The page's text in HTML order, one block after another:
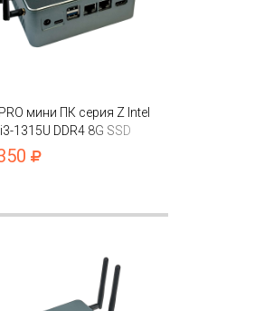
мини ПК серия Z Intel
1315U DDR4 8G SSD
Intel UHD